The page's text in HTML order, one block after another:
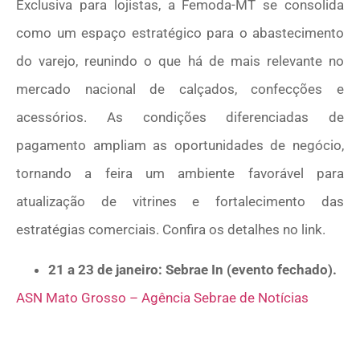
Exclusiva para lojistas, a Femoda-MT se consolida
como um espaço estratégico para o abastecimento
do varejo, reunindo o que há de mais relevante no
mercado nacional de calçados, confecções e
acessórios. As condições diferenciadas de
pagamento ampliam as oportunidades de negócio,
tornando a feira um ambiente favorável para
atualização de vitrines e fortalecimento das
estratégias comerciais. Confira os detalhes no link.
21 a 23 de janeiro: Sebrae In (evento fechado).
ASN Mato Grosso – Agência Sebrae de Notícias